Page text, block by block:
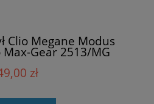
Clio Megane Modus
Gear 2513/MG
zł